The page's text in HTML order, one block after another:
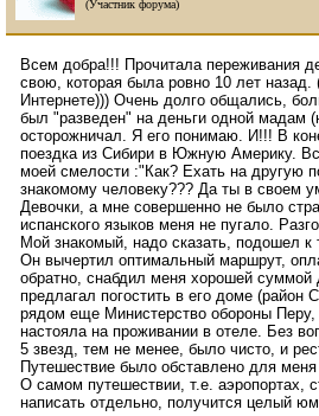
(Участник форума)
Всем добра!!! Прочитала переживания
свою, которая была ровно 10 лет назад.
Интернете))) Очень долго общались,
был "разведен" на деньги одной мадам
осторожничал. Я его понимаю. И!!! В
поездка из Сибири в Южную Америку.
моей смелости :"Как? Ехать на другую
знакомому человеку??? Да ты в своем
Девочки, а мне совершенно не было
испанского языков меня не пугало.
Мой знакомый, надо сказать, подошел к
Он вычертил оптимальный маршрут,
обратно, снабдил меня хорошей
предлагал погостить в его доме
рядом еще Министерство обороны
настояла на проживании в отеле. Без
5 звезд, тем не менее, было чисто, и
Путешествие было обставлено для
О самом путешествии, т.е. аэропортах,
написать отдельно, получится целый